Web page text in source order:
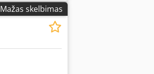
Mažas skelbimas